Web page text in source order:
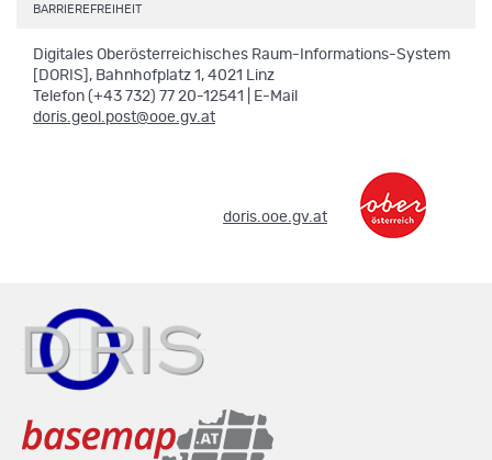
BARRIEREFREIHEIT.
Digitales Oberösterreichisches Raum-Informations-System
[DORIS], Bahnhofplatz 1, 4021 Linz
Telefon (+43 732) 77 20-12541 | E-Mail
doris.geol.post@ooe.gv.at
doris.ooe.gv.at.